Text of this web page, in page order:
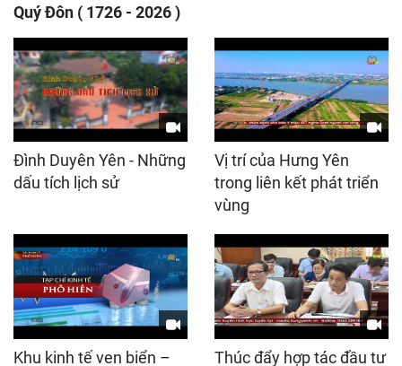
Quý Đôn ( 1726 - 2026 )
Đình Duyên Yên - Những
dấu tích lịch sử
Vị trí của Hưng Yên
trong liên kết phát triển
vùng
Khu kinh tế ven biển – Thúc đẩy hợp tác đầu tư